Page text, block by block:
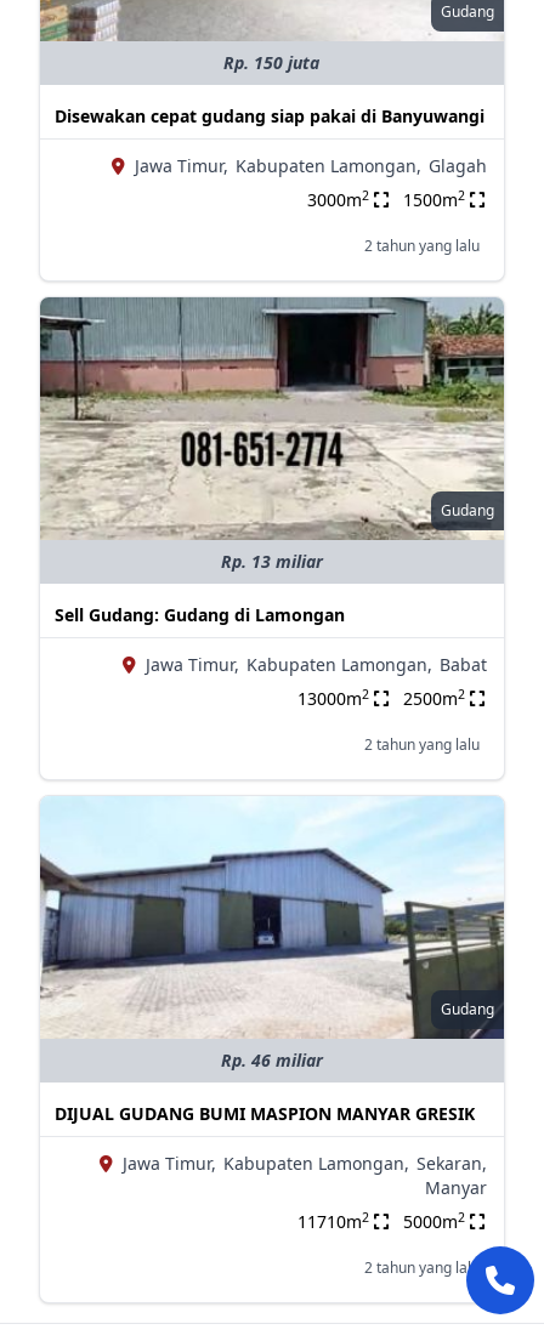
Gudang
Rp. 150 juta
Disewakan cepat gudang siap pakai di Banyuwangi
Jawa Timur, Kabupaten Lamongan, Glagah
3000m2 1500m2
2 tahun yang lalu
Gudang
Rp. 13 miliar
Sell Gudang: Gudang di Lamongan
Jawa Timur, Kabupaten Lamongan, Babat
13000m2 2500m2
2 tahun yang lalu
Gudang
Rp. 46 miliar
DIJUAL GUDANG BUMI MASPION MANYAR GRESIK
Jawa Timur, Kabupaten Lamongan, Sekaran,
Manyar
11710m2 5000m2
2 tahun yang lalu